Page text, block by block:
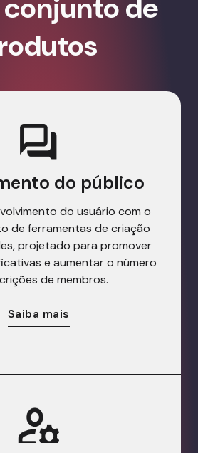
conjunto de
do público
do usuário com o
de ferramentas de criação
projetado para promover
e aumentar o número
de membros.
Saiba mais